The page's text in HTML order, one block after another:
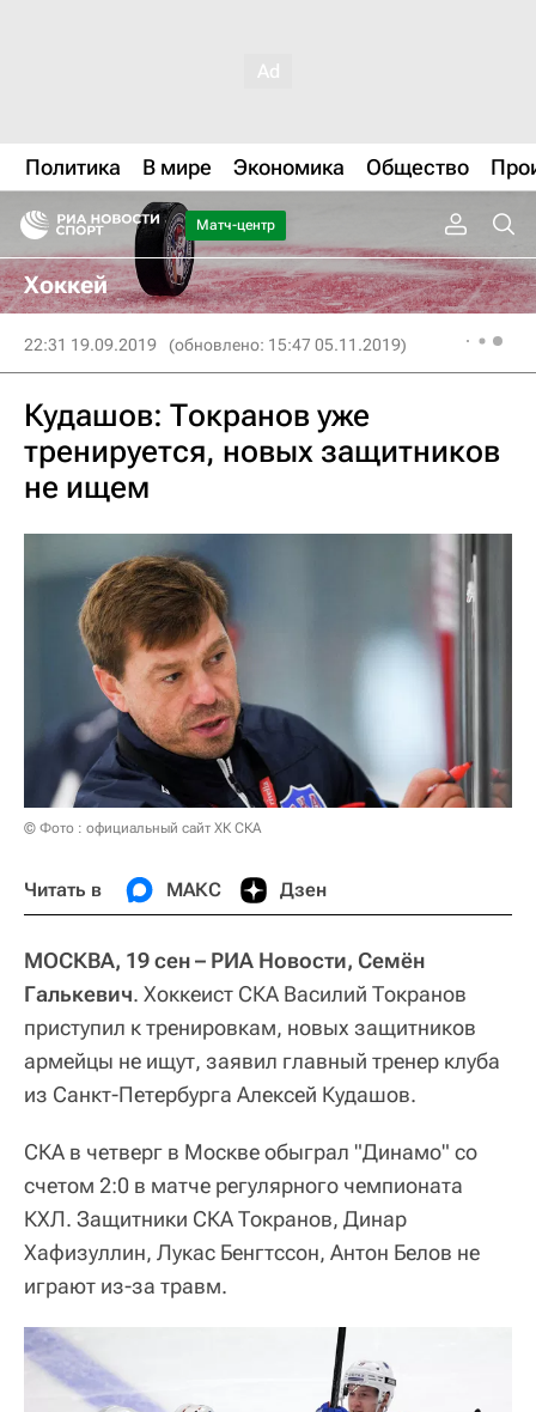
Политика В мире Экономика Общество
Матч-центр
Хоккей
22:31 19.09.2019 (обновлено: 15:47 05.11.2019)
Кудашов: Токранов уже
тренируется, новых защитников
не ищем
© Фото : официальный сайт ХК СКА
Читать в МАКС Дзен
МОСКВА, 19 сен – РИА Новости, Семён
Галькевич. Хоккеист СКА Василий Токранов
приступил к тренировкам, новых защитников
армейцы не ищут, заявил главный тренер клуба
из Санкт-Петербурга Алексей Кудашов.
СКА в четверг в Москве обыграл "Динамо" со
счетом 2:0 в матче регулярного чемпионата
КХЛ. Защитники СКА Токранов, Динар
Хафизуллин, Лукас Бенгтссон, Антон Белов не
играют из-за травм.